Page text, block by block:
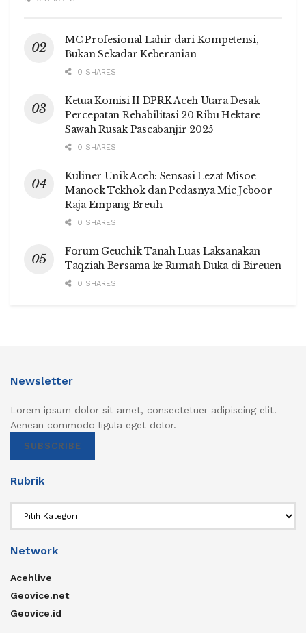
MC Profesional Lahir dari Kompetensi,
Bukan Sekadar Keberanian
0 SHARES
Ketua Komisi II DPRK Aceh Utara Desak
Percepatan Rehabilitasi 20 Ribu Hektare
Sawah Rusak Pascabanjir 2025
0 SHARES
Kuliner Unik Aceh: Sensasi Lezat Misoe
Manoek Tekhok dan Pedasnya Mie Jeboor
Raja Empang Breuh
0 SHARES
Forum Geuchik Tanah Luas Laksanakan
Taqziah Bersama ke Rumah Duka di Bireuen
0 SHARES
Newsletter
Lorem ipsum dolor sit amet, consectetuer adipiscing elit.
Aenean commodo ligula eget dolor.
SUBSCRIBE
Rubrik
Network
Acehlive
Geovice.net
Geovice.id